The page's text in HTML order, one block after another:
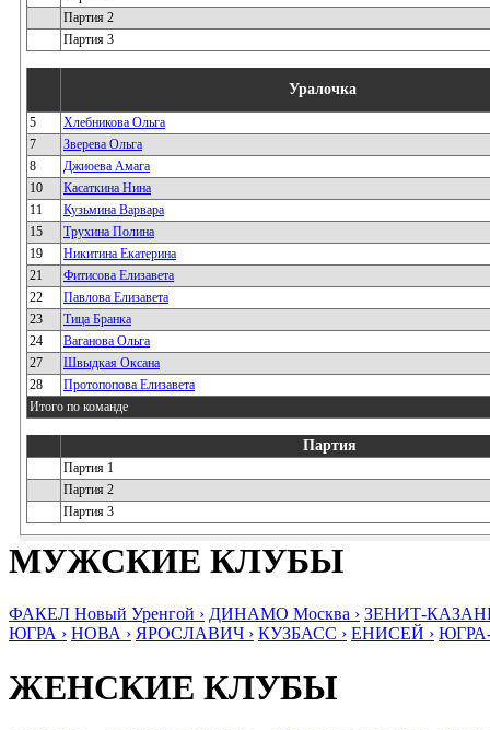
Партия 2
Партия 3
Уралочка
5
Хлебникова Ольга
7
Зверева Ольга
8
Джиоева Амага
10
Касаткина Нина
11
Кузьмина Варвара
15
Трухина Полина
19
Никитина Екатерина
21
Фитисова Елизавета
22
Павлова Елизавета
23
Тица Бранка
24
Ваганова Ольга
27
Швыдкая Оксана
28
Протопопова Елизавета
Итого по команде
Партия
Партия 1
Партия 2
Партия 3
МУЖСКИЕ КЛУБЫ
ФАКЕЛ Новый Уренгой › ДИНАМО Москва › ЗЕНИТ-
ЮГРА › НОВА › ЯРОСЛАВИЧ › КУЗБАСС › ЕНИСЕЙ ›
ЖЕНСКИЕ КЛУБЫ